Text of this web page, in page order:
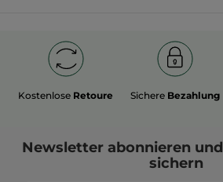
Kostenlose Retoure Sichere Bezahlung
Newsletter abonnieren und
sichern